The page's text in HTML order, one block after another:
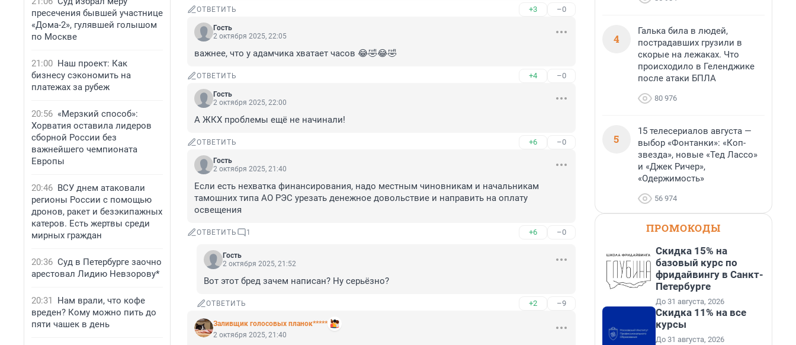
пресечения бывшей участнице
«Дома-2», гулявшей голышом
по Москве
21:00 Наш проект: Как
бизнесу сэкономить на
платежах за рубеж
20:56 «Мерзкий способ»:
Хорватия оставила лидеров
сборной России без
важнейшего чемпионата
Европы
20:46 ВСУ днем атаковали
регионы России с помощью
дронов, ракет и безэкипажных
катеров. Есть жертвы среди
мирных граждан
20:36 Суд в Петербурге заочно
арестовал Лидию Невзорову*
20:31
Нам врали, что кофе
вреден? Кому можно пить до
пяти чашек в день
ОТВЕТИТЬ +3 –0
Гость
2 октября 2025, 22:05
важнее, что у адамчика хватает часов 😂🤣😂🤣
ОТВЕТИТЬ +4 –0
Гость
2 октября 2025, 22:00
А ЖКХ проблемы ещё не начинали!
ОТВЕТИТЬ +6 –0
Гость
2 октября 2025, 21:40
Если есть нехватка финансирования, надо местным чиновникам и начальникам
тамошних типа АО РЭС урезать денежное довольствие и направить на оплату
освещения
ОТВЕТИТЬ 1 +6 –0
Гость
2 октября 2025, 21:52
Вот этот бред зачем написан? Ну серьёзно?
ОТВЕТИТЬ +2 –9
Заливщик голосовых планок*****
2 октября 2025, 21:40
4
Галька била в людей,
пострадавших грузили в
скорые на лежаках. Что
происходило в Геленджике
после атаки БПЛА
80 976
5
15 телесериалов августа —
выбор «Фонтанки»: «Коп-
звезда», новые «Тед Лассо»
и «Джек Ричер»,
«Одержимость»
56 974
ПРОМОКОДЫ
Скидка 15% на
базовый курс по
фридайвингу в Санкт-
Петербурге
До 31 августа, 2026
Скидка 11% на все
курсы
До 31 августа, 2026